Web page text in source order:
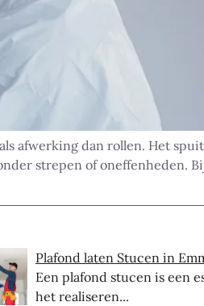
afwerking dan rollen. Het
strepen of oneffenheden.
Plafond laten Stucen in
Een plafond stucen is een
het realiseren...